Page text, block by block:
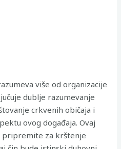
više od organizacije
dublje razumevanje
crkvenih običaja i
ovog događaja. Ovaj
pripremite za krštenje